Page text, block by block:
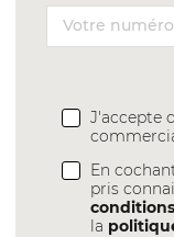
J'accepte
En
pris
la